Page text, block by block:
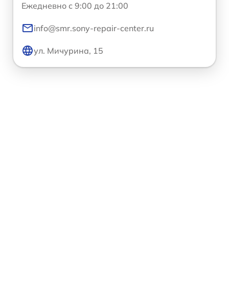
Ежедневно с 9:00 до 21:00
info@smr.sony-repair-center.ru
ул. Мичурина, 15